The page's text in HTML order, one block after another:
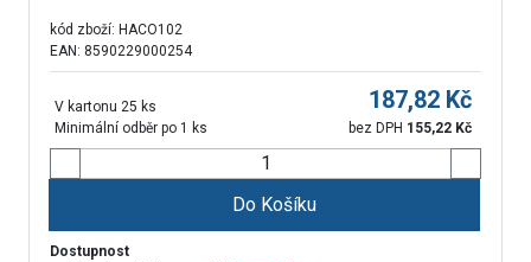
kód zboží: HACO102
EAN: 8590229000254
V kartonu 25 ks
Minimální odběr po 1 ks
187,82 Kč
bez DPH 155,22 Kč
Do Košíku
Dostupnost